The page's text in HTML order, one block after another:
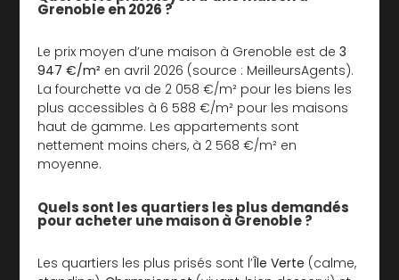
Grenoble en 2026 ?
Le prix moyen d’une maison à Grenoble est de3
947 €/m² en avril 2026 (source : MeilleursAgents).
La fourchette va de 2 058 €/m² pour les biens les
plus accessibles à 6 588 €/m² pour les maisons
haut de gamme. Les appartements sont
nettement moins chers, à 2 568 €/m² en
moyenne.
Quels sont les quartiers les plus demandés
pour acheter une maison à Grenoble ?
Les quartiers les plus prisés sont l’Île Verte (calme,